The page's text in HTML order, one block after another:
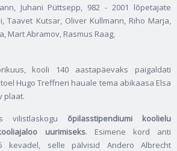
Juhani Püttsepp, 982 - 2001 lõpetajate
Taavet Kutsar, Oliver Kullmann, Riho Marja,
Mart Abramov, Rasmus Raag,
kooli 140 aastapäevaks paigaldati
Hugo Treffneri hauale tema abikaasa Elsa
plaat.
vilistlaskogu õpilasstipendiumi koolielu
uurimiseks. Esimene kord anti
kevadel, selle pälvisid Andero Albrecht